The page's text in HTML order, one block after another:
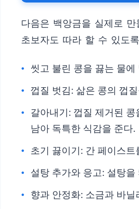
다음은 백앙금을 실제로
초보자도 따라 할 수 있도
씻고 불린 콩을 끓는 물
껍질 벗김: 삶은 콩의 껍
갈아내기: 껍질 제거된
남아 독특한 식감을 준다.
초기 끓이기: 간 페이스
설탕 추가와 응고: 설탕
향과 안정화: 소금과 바